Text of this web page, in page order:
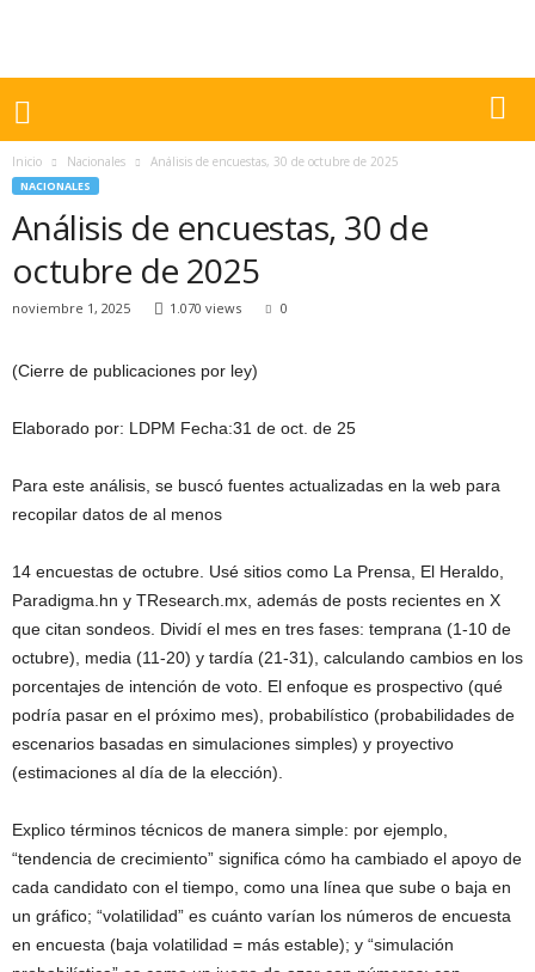
Inicio Nacionales Análisis de encuestas, 30 de octubre de 2025
NACIONALES
Análisis de encuestas, 30 de
octubre de 2025
noviembre 1, 2025 1.070 views 0
(Cierre de publicaciones por ley)
Elaborado por: LDPM Fecha:31 de oct. de 25
Para este análisis, se buscó fuentes actualizadas en la web para
recopilar datos de al menos
14 encuestas de octubre. Usé sitios como La Prensa, El Heraldo,
Paradigma.hn y TResearch.mx, además de posts recientes en X
que citan sondeos. Dividí el mes en tres fases: temprana (1-10 de
octubre), media (11-20) y tardía (21-31), calculando cambios en los
porcentajes de intención de voto. El enfoque es prospectivo (qué
podría pasar en el próximo mes), probabilístico (probabilidades de
escenarios basadas en simulaciones simples) y proyectivo
(estimaciones al día de la elección).
Explico términos técnicos de manera simple: por ejemplo,
“tendencia de crecimiento” significa cómo ha cambiado el apoyo de
cada candidato con el tiempo, como una línea que sube o baja en
un gráfico; “volatilidad” es cuánto varían los números de encuesta
en encuesta (baja volatilidad = más estable); y “simulación